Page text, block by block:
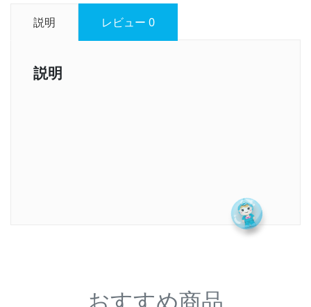
説明 レビュー 0
説明